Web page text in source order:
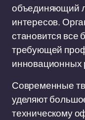
объединяющий
интересов.
становится все
требующей
Современные
уделяют
техническому